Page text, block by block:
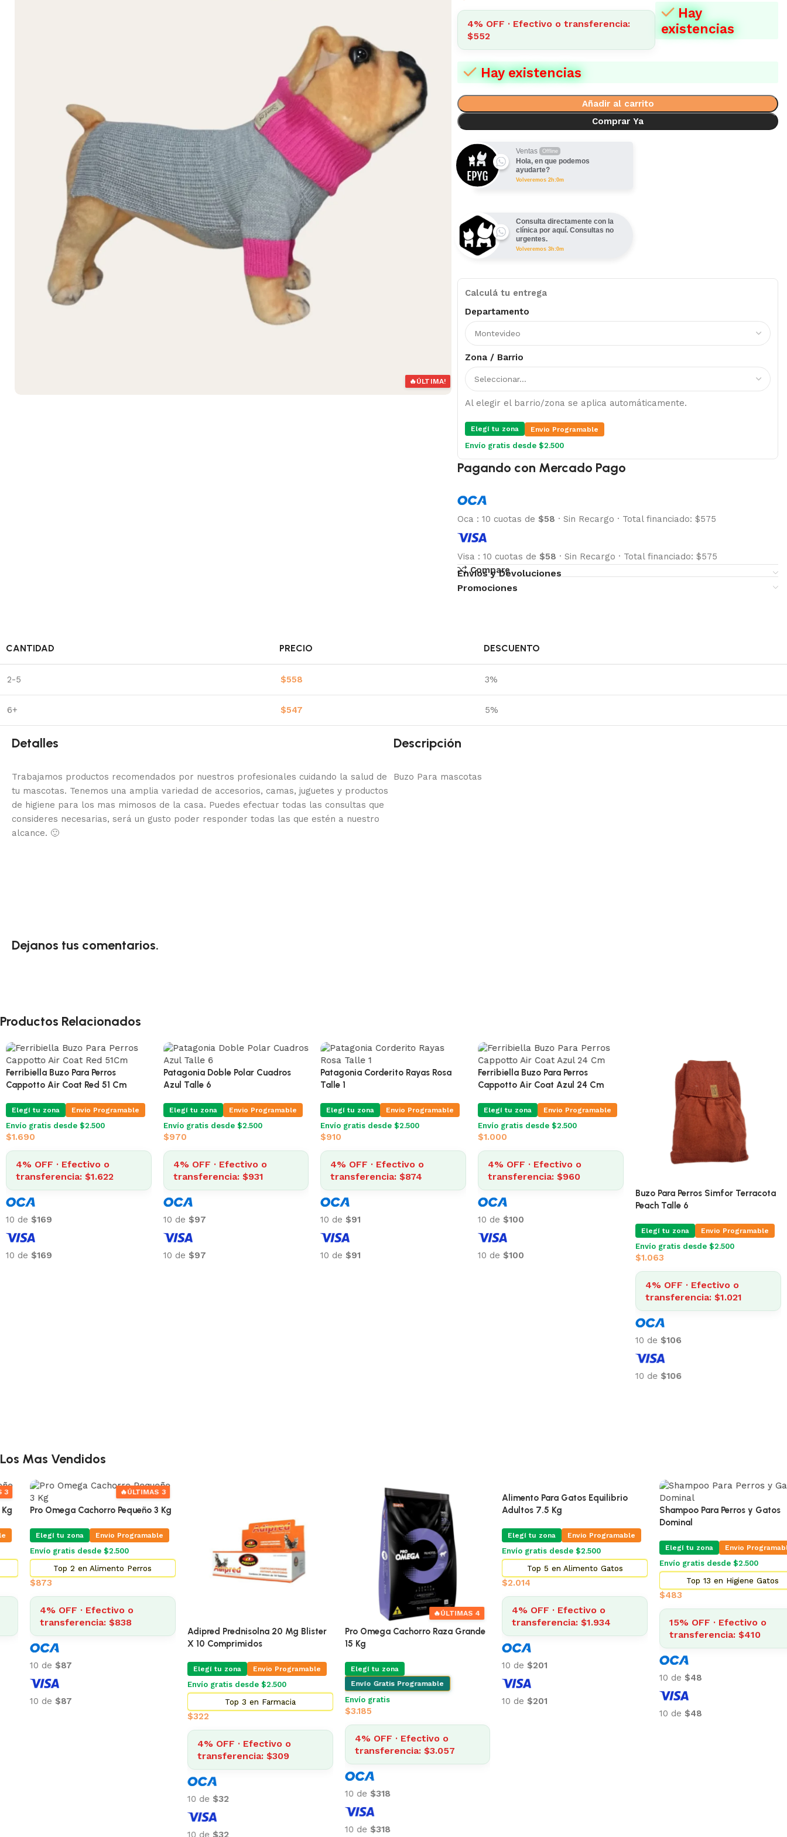
🔥ÚLTIMA!
4% OFF · Efectivo o transferencia:
$552
Hay
existencias
Hay existencias
Añadir al carrito
Comprar Ya
Ventas Offline
Hola, en que podemos
ayudarte?
Volveremos 2h:0m
Consulta directamente con la
clínica por aquí. Consultas no
urgentes.
Volveremos 3h:0m
Calculá tu entrega
Departamento
Zona / Barrio
Al elegir el barrio/zona se aplica automáticamente.
Elegí tu zona Envio Programable
Envío gratis desde $2.500
Pagando con Mercado Pago
Oca : 10 cuotas de $58 · Sin Recargo · Total financiado: $575
Visa : 10 cuotas de $58 · Sin Recargo · Total financiado: $575
Compare
Envíos y Devoluciones
Promociones
CANTIDAD PRECIO DESCUENTO
2-5 $558 3%
6+ $547 5%
Detalles
Trabajamos productos recomendados por nuestros profesionales cuidando la salud de
tu mascotas. Tenemos una amplia variedad de accesorios, camas, juguetes y productos
de higiene para los mas mimosos de la casa. Puedes efectuar todas las consultas que
consideres necesarias, será un gusto poder responder todas las que estén a nuestro
alcance. 🙂
Descripción
Buzo Para mascotas
Dejanos tus comentarios.
Productos Relacionados
Ferribiella Buzo Para Perros
Cappotto Air Coat Red 51 Cm
Elegí tu zona Envio Programable
Envío gratis desde $2.500
$1.690
4% OFF · Efectivo o
transferencia: $1.622
10 de $169
10 de $169
Patagonia Doble Polar Cuadros
Azul Talle 6
Elegí tu zona Envio Programable
Envío gratis desde $2.500
$970
4% OFF · Efectivo o
transferencia: $931
10 de $97
10 de $97
Patagonia Corderito Rayas Rosa
Talle 1
Elegí tu zona Envio Programable
Envío gratis desde $2.500
$910
4% OFF · Efectivo o
transferencia: $874
10 de $91
10 de $91
Ferribiella Buzo Para Perros
Cappotto Air Coat Azul 24 Cm
Elegí tu zona Envio Programable
Envío gratis desde $2.500
$1.000
4% OFF · Efectivo o
transferencia: $960
10 de $100
10 de $100
Buzo Para Perros Simfor Terracota
Peach Talle 6
Elegí tu zona Envio Programable
Envío gratis desde $2.500
$1.063
4% OFF · Efectivo o
transferencia: $1.021
10 de $106
10 de $106
Los Mas Vendidos
ÚLTIMAS 3
Pro Omega Cachorro Pequeño 3 Kg
Elegí tu zona Envio Programable
Envío gratis desde $2.500
Top 2 en Alimento Perros
4% OFF · Efectivo o
transferencia: $838
10 de$87
10 de$87
Adipred Prednisolna 20 Mg Blister
X 10 Comprimidos
Elegí tu zona Envio Programable
Envío gratis desde $2.500
Top 3 en Farmacia
4% OFF · Efectivo o
transferencia: $309
10 de$32
10 de$32
ÚLTIMAS 4
Pro Omega Cachorro Raza Grande
Elegí tu zona
Envío Gratis Programable
Envío gratis
$3.185
4% OFF · Efectivo o
transferencia: $3.057
10 de$318
10 de$318
Alimento Para Gatos Equilibrio
Adultos 7.5 Kg
Elegí tu zona Envio Programable
Envío gratis desde $2.500
Top 5 en Alimento Gatos
2.014
4% OFF · Efectivo o
transferencia: $1.934
10 de$201
10 de$201
Shampoo Para Perros y Gatos
Dominal
Elegí tu zona Envio Programable
Envío gratis desde $2.500
Top 13 en Higiene Gatos
$483
15% OFF · Efectivo o
transferencia: $410
10 de$48
10 de$48